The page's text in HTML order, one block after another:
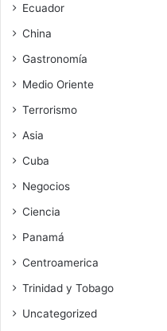
Ecuador
China
Gastronomía
Medio Oriente
Terrorismo
Asia
Cuba
Negocios
Ciencia
Panamá
Centroamerica
Trinidad y Tobago
Uncategorized